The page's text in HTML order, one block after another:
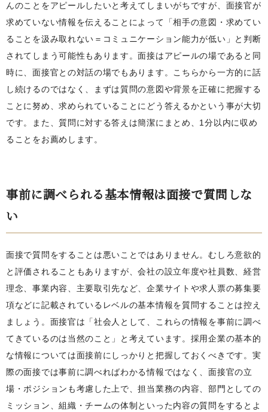
んのことをアピールしたいと考えてしまいがちですが、面接官が
求めていない情報を伝えることによって「相手の意図・求めてい
ることを汲み取れない＝コミュニケーション能力が低い」と判断
されてしまう可能性もあります。面接はアピールの場であると同
時に、面接官との対話の場でもあります。こちらから一方的に話
し続けるのではなく、まずは質問の意図や背景を正確に把握する
ことに努め、求められていることにどう答えるかという事が大切
です。また、質問に対する答えは簡潔にまとめ、1分以内に収め
ることをお薦めします。
事前に調べられる基本情報は面接で質問しな
い
面接で質問をすることは悪いことではありません。むしろ意欲的
と評価されることもありますが、会社の設立年度や社員数、経営
理念、事業内容、主要取引先など、企業サイトや求人票の募集要
項などに記載されているレベルの基本情報を質問することは控え
ましょう。面接官は「社会人として、これらの情報を事前に調べ
てきているのは当然のこと」と考えています。採用企業の基本的
な情報については面接前にしっかりと把握しておくべきです。実
際の面接では事前に調べればわかる情報ではなく、面接官の立
場・ポジションも考慮した上で、担当業務の内容、部門としての
ミッション、組織・チームの体制といった内容の質問をするとよ